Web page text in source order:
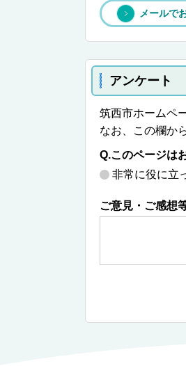
メールで
アンケート
筑西市ホームペ
なお、この欄か
Q.このページは
非常に役に立
ご意見・ご感想